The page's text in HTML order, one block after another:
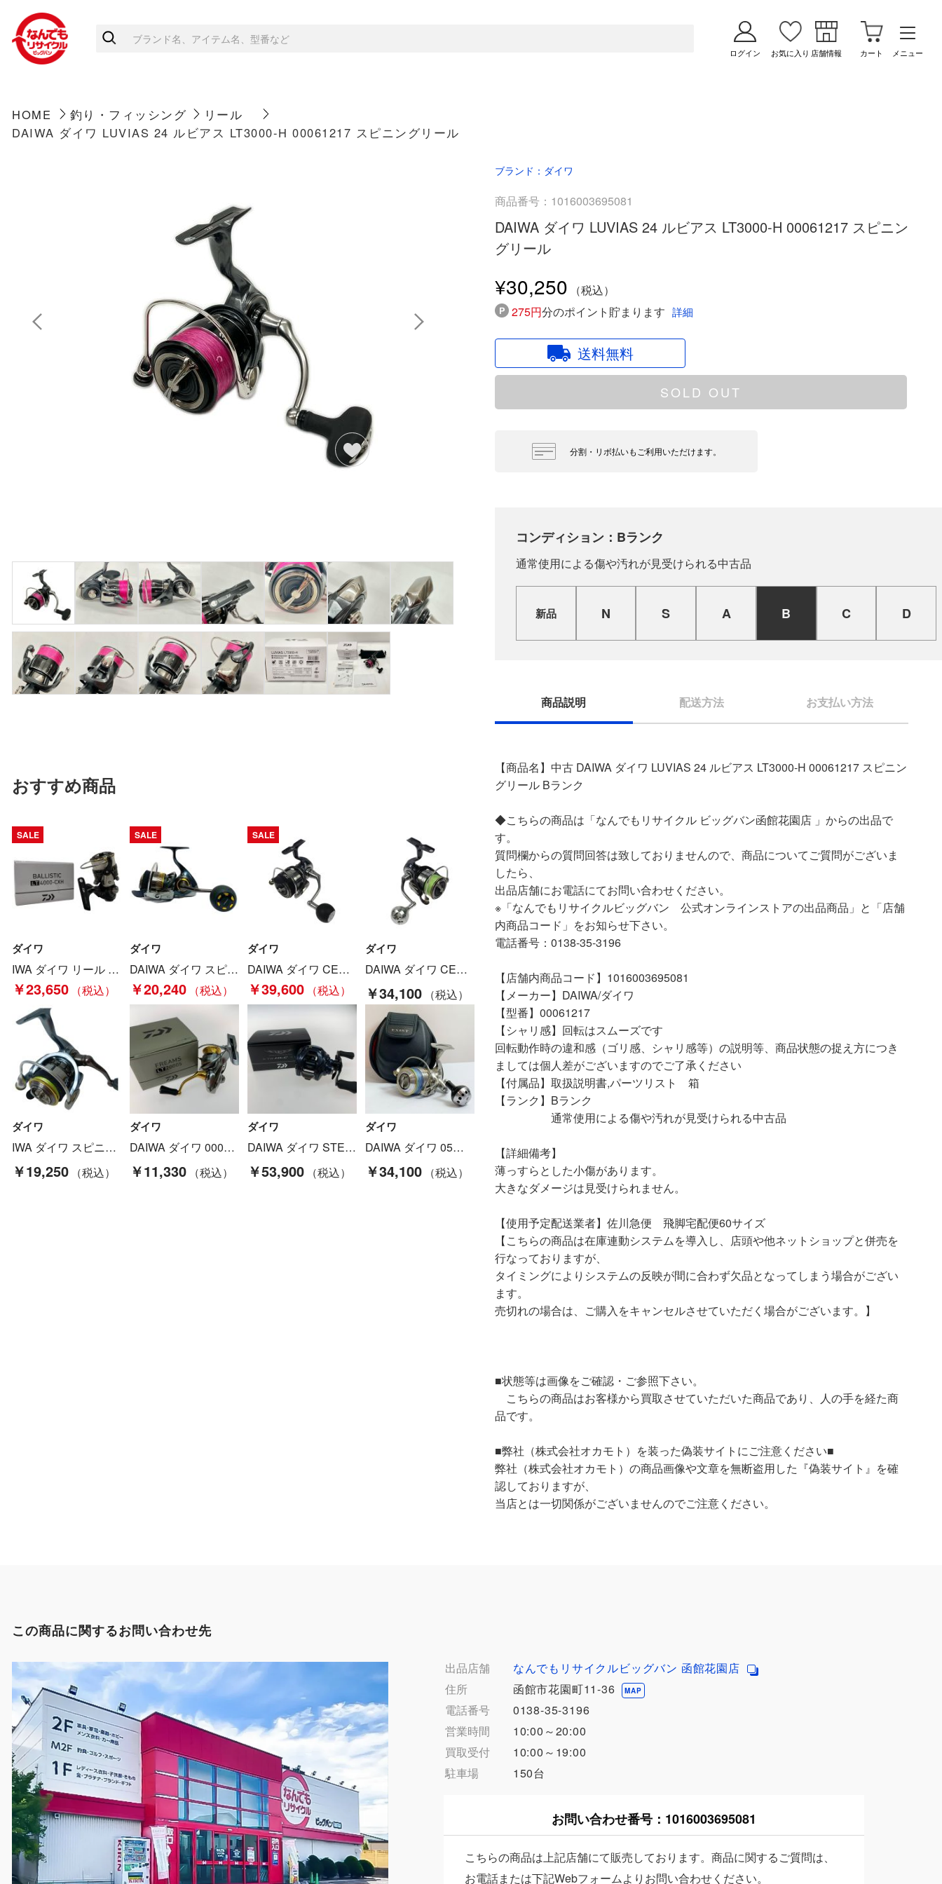
ログイン お気に入り 店舗情報 カート メニュー
HOME 釣り・フィッシング
リール
DAIWA ダイワ LUVIAS 24 ルビアス LT3000-H 00061217 スピニングリール
おすすめ商品
SALE
ダイワ
IWA ダイワ リール スピニングリール 19 BALLISTIC LT4000-CXH 箱付 Cランク
￥23,650
SALE
ダイワ
DAIWA ダイワ スピニングリール １６セルテート 3012H Cランク
￥20,240
SALE
ダイワ
DAIWA ダイワ CERTATE 19セルテート LT5000D-XH 00060055 Cランク
￥39,600
ダイワ
DAIWA ダイワ CERTATE 19セルテート LT4000-CXH ゴメクサスハンドルノブ Bランク
￥34,100
ダイワ
IWA ダイワ スピニングリール 00055631 15ルビアス 1003 Bランク
￥19,250
ダイワ
DAIWA ダイワ 00057046 18FREAMS LT2000S Aランク
￥11,330
ダイワ
DAIWA ダイワ STEEZ A TW HLC 7.1R Aランク
￥53,900
ダイワ
DAIWA ダイワ 05イグジスト 3012 スピニングリール 055285 使用感あり 目立つキズ、剥がれあり Cランク
￥34,100
ブランド：ダイワ
商品番号：1016003695081
DAIWA ダイワ LUVIAS 24 ルビアス LT3000-H 00061217 スピニン
グリール
¥30,250
275円分のポイント貯まります 詳細
送料無料
SOLD OUT
分割・リボ払いもご利用いただけます。
コンディション：Bランク
通常使用による傷や汚れが見受けられる中古品
新品 N S A B C D
商品説明 配送方法 お支払い方法
【商品名】中古 DAIWA ダイワ LUVIAS 24 ルビアス LT3000-H 00061217 スピニン
グリール Bランク
◆こちらの商品は「なんでもリサイクル ビッグバン函館花園店 」からの出品で
す。
質問欄からの質問回答は致しておりませんので、商品についてご質問がございま
したら、
出品店舗にお電話にてお問い合わせください。
※「なんでもリサイクルビッグバン 公式オンラインストアの出品商品」と「店舗
内商品コード」をお知らせ下さい。
電話番号：0138-35-3196
【店舗内商品コード】1016003695081
【メーカー】DAIWA/ダイワ
【型番】00061217
【シャリ感】回転はスムーズです
回転動作時の違和感（ゴリ感、シャリ感等）の説明等、商品状態の捉え方につき
ましては個人差がございますのでご了承ください
【付属品】取扱説明書,パーツリスト 箱
【ランク】Bランク
通常使用による傷や汚れが見受けられる中古品
【詳細備考】
薄っすらとした小傷があります。
大きなダメージは見受けられません。
【使用予定配送業者】佐川急便 飛脚宅配便60サイズ
【こちらの商品は在庫連動システムを導入し、店頭や他ネットショップと併売を
行なっておりますが、
タイミングによりシステムの反映が間に合わず欠品となってしまう場合がござい
ます。
売切れの場合は、ご購入をキャンセルさせていただく場合がございます。】
■状態等は画像をご確認・ご参照下さい。
こちらの商品はお客様から買取させていただいた商品であり、人の手を経た商
品です。
■弊社（株式会社オカモト）を装った偽装サイトにご注意ください■
弊社（株式会社オカモト）の商品画像や文章を無断盗用した『偽装サイト』を確
認しておりますが、
当店とは一切関係がございませんのでご注意ください。
この商品に関するお問い合わせ先
出品店舗
なんでもリサイクルビッグバン 函館花園店
住所
函館市花園町11-36 MAP
電話番号
0138-35-3196
営業時間
10:00～20:00
買取受付
10:00～19:00
駐車場
150台
お問い合わせ番号： 1016003695081
こちらの商品は上記店舗にて販売しております。商品に関するご質問は、
お電話または下記Webフォームよりお問い合わせください。